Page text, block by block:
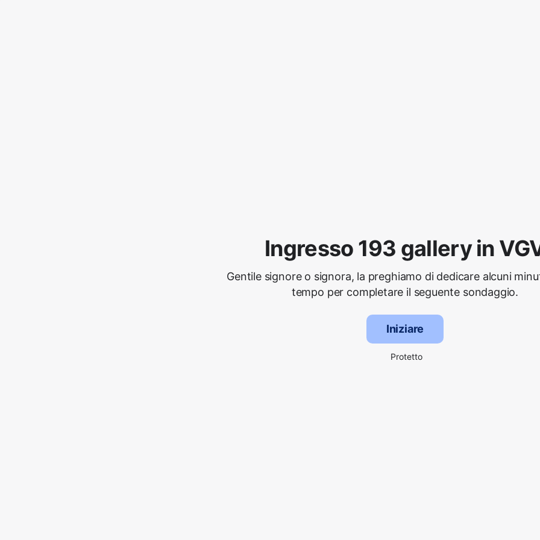
Ingresso 193 gallery in
Gentile signore o signora, la preghiamo di dedicare alcuni
tempo per completare il seguente sondaggio.
Iniziare
Protetto